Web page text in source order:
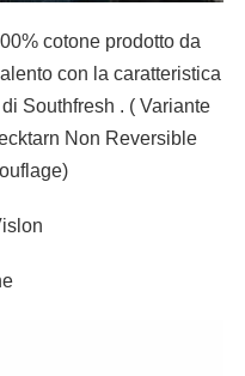
cotone prodotto da
con la caratteristica
Southfresh . ( Variante
Non Reversible